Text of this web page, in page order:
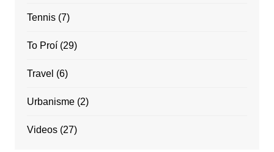
Tennis(7)
To Proí(29)
Travel (6)
Urbanisme(2)
Videos(27)